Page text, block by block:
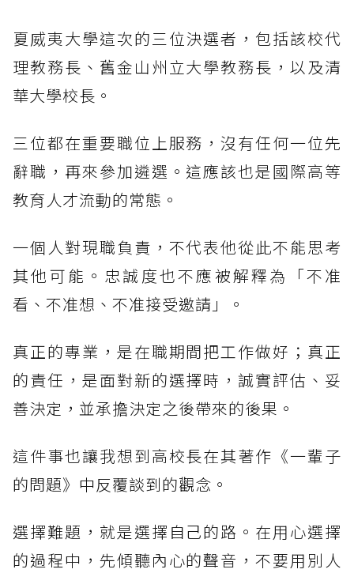
夏威夷大學這次的三位決選者，包括該校代
理教務長、舊金山州立大學教務長，以及清
華大學校長。
三位都在重要職位上服務，沒有任何一位先
辭職，再來參加遴選。這應該也是國際高等
教育人才流動的常態。
一個人對現職負責，不代表他從此不能思考
其他可能。忠誠度也不應被解釋為「不准
看、不准想、不准接受邀請」。
真正的專業，是在職期間把工作做好；真正
的責任，是面對新的選擇時，誠實評估、妥
善決定，並承擔決定之後帶來的後果。
這件事也讓我想到高校長在其著作《一輩子
的問題》中反覆談到的觀念。
選擇難題，就是選擇自己的路。在用心選擇
的過程中，先傾聽內心的聲音，不要用別人